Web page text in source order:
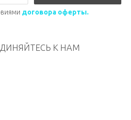
договора оферты.
К НАМ